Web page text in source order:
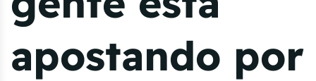
apostando por